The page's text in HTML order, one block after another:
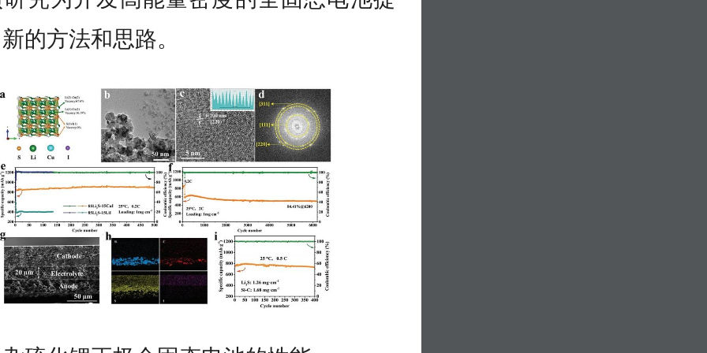
的方法和思路。